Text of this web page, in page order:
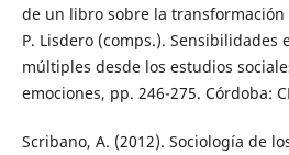
de un libro sobre la transformación
P. Lisdero (comps.). Sensibilidades
múltiples desde los estudios
emociones, pp. 246-275. Córdoba:
Scribano, A. (2012). Sociología de